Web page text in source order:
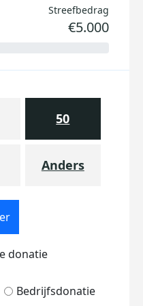
Streefbedrag
€5.000
50
Anders
donatie
Bedrijfsdonatie